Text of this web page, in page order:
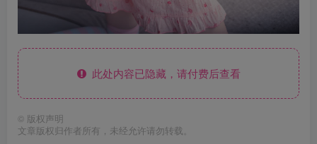
此处内容已隐藏，请付费后查看
© 版权声明
文章版权归作者所有，未经允许请勿转载。